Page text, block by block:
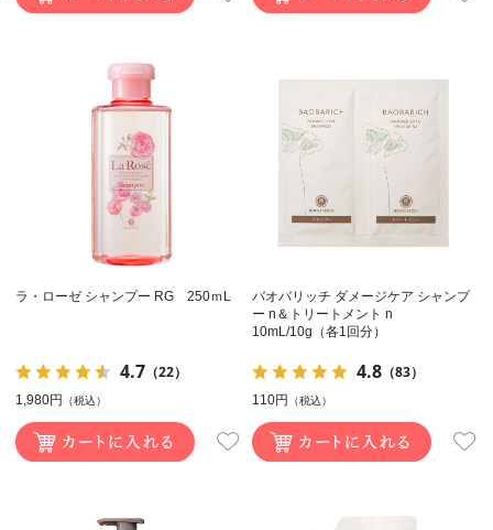
ラ・ローゼ シャンプー RG 250ｍL
4.7（22）
1,980円 （税込）
バオバリッチ ダメージケア シャンプ
ー n＆トリートメント n
10mL/10g（各1回分）
4.8 （83）
110円 （税込）